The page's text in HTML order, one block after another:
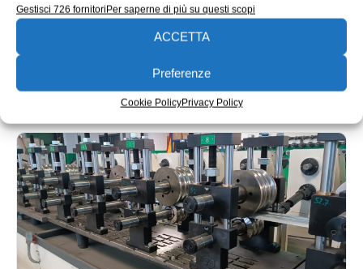
Gestisci 726 fornitoriPer saperne di più su questi scopi
ACCETTA
Preferenze
Cookie PolicyPrivacy Policy
— Le regole della ISO 1660:2017
La tolleranza geometrica del profilo è uno dei più versatili
Roberta Falco 08/11/2025